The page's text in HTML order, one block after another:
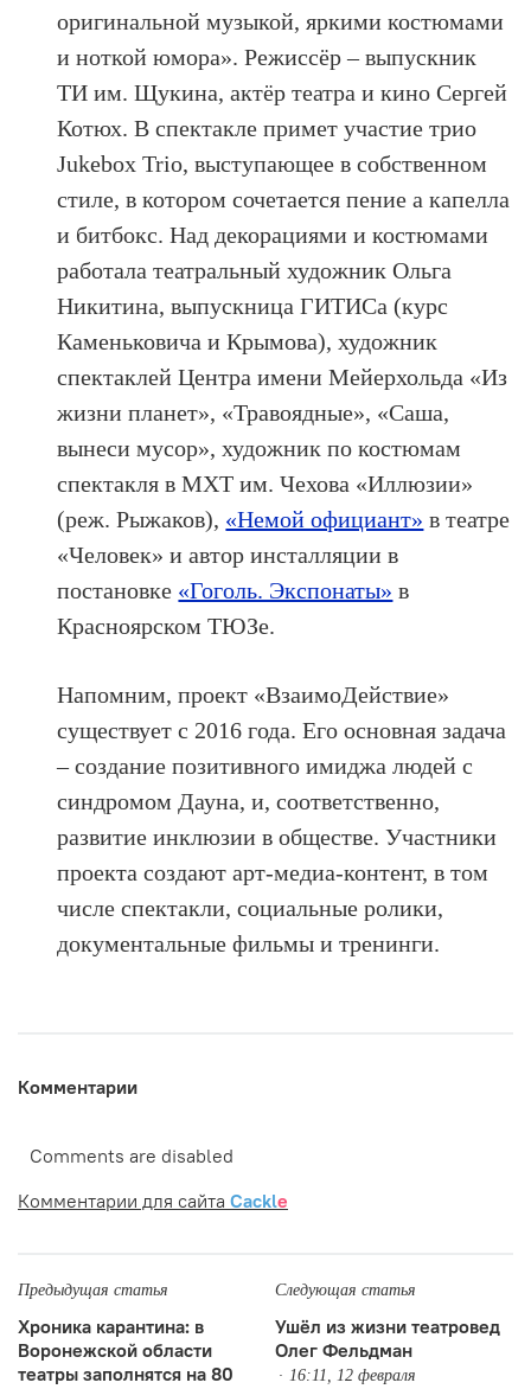
оригинальной музыкой, яркими костюмами
и ноткой юмора». Режиссёр – выпускник
ТИ им. Щукина, актёр театра и кино Сергей
Котюх. В спектакле примет участие трио
Jukebox Trio, выступающее в собственном
стиле, в котором сочетается пение а капелла
и битбокс. Над декорациями и костюмами
работала театральный художник Ольга
Никитина, выпускница ГИТИСа (курс
Каменьковича и Крымова), художник
спектаклей Центра имени Мейерхольда «Из
жизни планет», «Травоядные», «Саша,
вынеси мусор», художник по костюмам
спектакля в МХТ им. Чехова «Иллюзии»
(реж. Рыжаков), «Немой официант» в театре
«Человек» и автор инсталляции в
постановке «Гоголь. Экспонаты» в
Красноярском ТЮЗе.
Напомним, проект «ВзаимоДействие»
существует с 2016 года. Его основная задача
– создание позитивного имиджа людей с
синдромом Дауна, и, соответственно,
развитие инклюзии в обществе. Участники
проекта создают арт-медиа-контент, в том
числе спектакли, социальные ролики,
документальные фильмы и тренинги.
Комментарии
Comments are disabled
Комментарии для сайта Cackle
Предыдущая статья
Хроника карантина: в
Воронежской области
театры заполнятся на 80
Следующая статья
Ушёл из жизни театровед
Олег Фельдман
16:11, 12 февраля